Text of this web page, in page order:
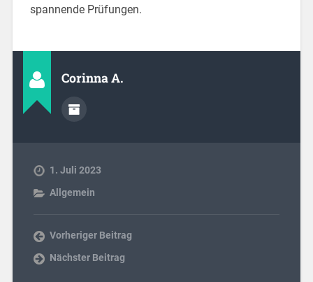
spannende Prüfungen.
Corinna A.
1. Juli 2023
Allgemein
Vorheriger Beitrag
Nächster Beitrag